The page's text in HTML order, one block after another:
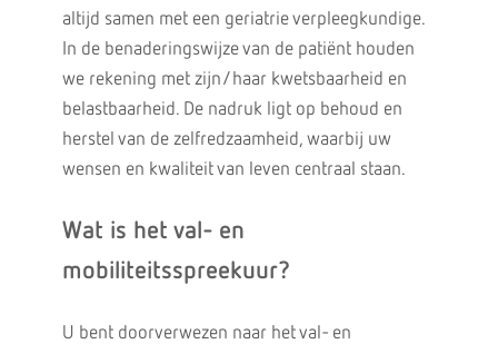
altijd samen met een geriatrie verpleegkundige.
In de benaderingswijze van de patiënt houden
we rekening met zijn/haar kwetsbaarheid en
belastbaarheid. De nadruk ligt op behoud en
herstel van de zelfredzaamheid, waarbij uw
wensen en kwaliteit van leven centraal staan.
Wat is het val- en
mobiliteitsspreekuur?
U bent doorverwezen naar het val- en